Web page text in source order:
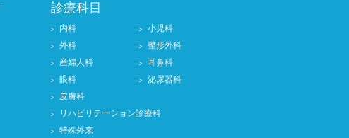
診療科目
内科
小児科
外科
整形外科
産婦人科
耳鼻科
眼科
泌尿器科
皮膚科
リハビリテーション診療科
特殊外来